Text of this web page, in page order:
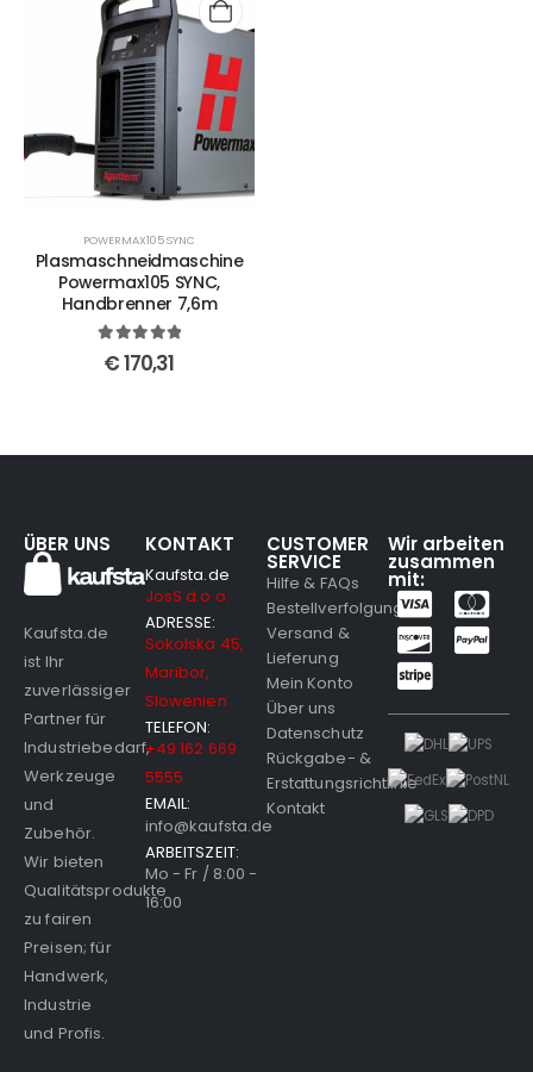
POWERMAX105 SYNC
Plasmaschneidmaschine
Powermax105 SYNC,
Handbrenner 7,6m
out of 5
€170,31
ÜBER UNS
Kaufsta.de
ist Ihr
zuverlässiger
Partner für
Industriebedarf,
Werkzeuge
und
Zubehör.
Wir bieten
Qualitätsprodukte
zu fairen
Preisen; für
Handwerk,
Industrie
und Profis.
KONTAKT
Kaufsta.de
JosS d.o.o.
ADRESSE:
Sokolska 45,
Maribor,
Slowenien
TELEFON:
+49 162 669
5555
EMAIL:
info@kaufsta.de
ARBEITSZEIT:
Mo - Fr / 8:00 -
16:00
CUSTOMER
SERVICE
Hilfe & FAQs
Bestellverfolgung
Versand &
Lieferung
Mein Konto
Über uns
Datenschutz
Rückgabe- &
Erstattungsrichtlinie
Kontakt
Wir arbeiten
zusammen
mit: